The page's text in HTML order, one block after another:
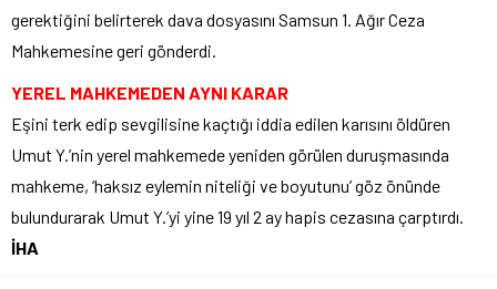
gerektiğini belirterek dava dosyasını Samsun 1. Ağır Ceza
Mahkemesine geri gönderdi.
YEREL MAHKEMEDEN AYNI KARAR
Eşini terk edip sevgilisine kaçtığı iddia edilen karısını öldüren
Umut Y.’nin yerel mahkemede yeniden görülen duruşmasında
mahkeme, ‘haksız eylemin niteliği ve boyutunu’ göz önünde
bulundurarak Umut Y.’yi yine 19 yıl 2 ay hapis cezasına çarptırdı.
İHA